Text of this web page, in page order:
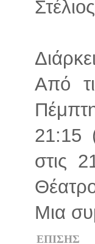
Από
21:15
στις
Μια
ΕΠΙΣΗΣ